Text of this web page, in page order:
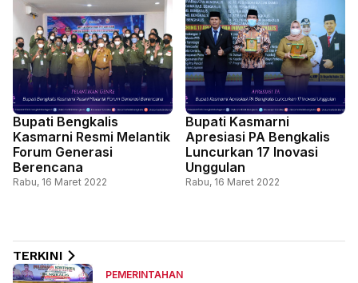
Bupati Bengkalis
Kasmarni Resmi Melantik
Forum Generasi
Berencana
Rabu, 16 Maret 2022
Bupati Kasmarni
Apresiasi PA Bengkalis
Luncurkan 17 Inovasi
Unggulan
Rabu, 16 Maret 2022
TERKINI
PEMERINTAHAN